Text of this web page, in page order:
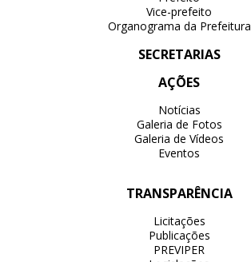
Vice-prefeito
Organograma da Prefeitura
SECRETARIAS
AÇÕES
Notícias
Galeria de Fotos
Galeria de Vídeos
Eventos
TRANSPARÊNCIA
Licitações
Publicações
PREVIPER